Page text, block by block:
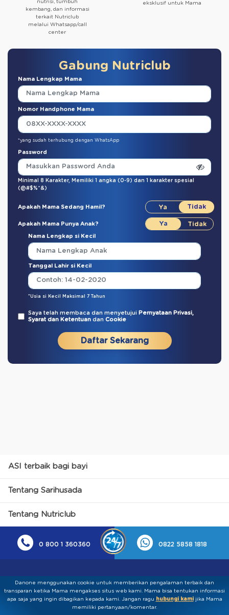
nutrisi, tumbuh
kembang, dan informasi
terkait Nutriclub
melalui Whatsapp/call
center
eksklusif untuk Mama
Gabung Nutriclub
Nama Lengkap Mama
Nomor Handphone Mama
*yang sudah terhubung dengan WhatsApp
Password
Minimal 8 Karakter, Memiliki 1 angka (0-9) dan 1 karakter spesial
(@#$%^&)
Apakah Mama Sedang Hamil?
Apakah Mama Punya Anak?
Nama Lengkap si Kecil
Tanggal Lahir si Kecil
*Usia si Kecil Maksimal 7 Tahun
Saya telah membaca dan menyetujui Pernyataan Privasi,
Syarat dan Ketentuan dan Cookie
Daftar Sekarang
ASI terbaik bagi bayi
Tentang Sarihusada
Tentang Nutriclub
0 800 1 360360 0822 5858 1818
Danone menggunakan cookie untuk memberikan pengalaman terbaik dan
transparan ketika Mama mengakses situs web kami. Mama bisa tentukan informasi
apa saja yang ingin dibagikan kepada kami.​ ​Jangan ragu hubungi kamijika Mama
memiliki pertanyaan/komentar.